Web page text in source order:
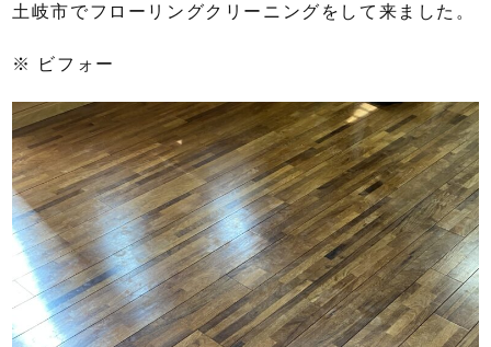
土岐市でフローリングクリーニングをして来ました。
※ ビフォー